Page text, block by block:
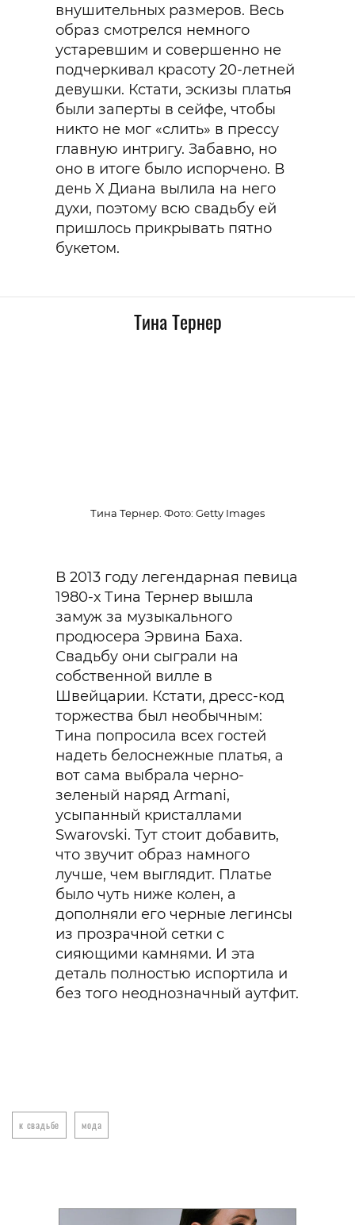
внушительных размеров. Весь
образ смотрелся немного
устаревшим и совершенно не
подчеркивал красоту 20-летней
девушки. Кстати, эскизы платья
были заперты в сейфе, чтобы
никто не мог «слить» в прессу
главную интригу. Забавно, но
оно в итоге было испорчено. В
день X Диана вылила на него
духи, поэтому всю свадьбу ей
пришлось прикрывать пятно
букетом.
Тина Тернер
Тина Тернер. Фото: Getty Images
В 2013 году легендарная певица
1980-х Тина Тернер вышла
замуж за музыкального
продюсера Эрвина Баха.
Свадьбу они сыграли на
собственной вилле в
Швейцарии. Кстати, дресс-код
торжества был необычным:
Тина попросила всех гостей
надеть белоснежные платья, а
вот сама выбрала черно-
зеленый наряд Armani,
усыпанный кристаллами
Swarovski. Тут стоит добавить,
что звучит образ намного
лучше, чем выглядит. Платье
было чуть ниже колен, а
дополняли его черные легинсы
из прозрачной сетки с
сияющими камнями. И эта
деталь полностью испортила и
без того неоднозначный аутфит.
к свадьбе мода